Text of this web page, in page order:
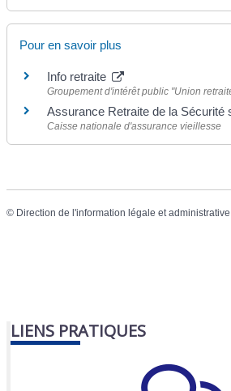
Pour en savoir plus
Info retraite
Groupement d'intérêt public "Union
Assurance Retraite de la Sécurité
Caisse nationale d'assurance vieillesse
© Direction de l'information légale et administrative
LIENS PRATIQUES